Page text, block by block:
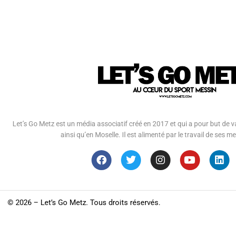
Let’s Go Metz est un média associatif créé en 2017 et qui a pour but de
ainsi qu’en Moselle. Il est alimenté par le travail de ses
© 2026 – Let’s Go Metz. Tous droits réservés.